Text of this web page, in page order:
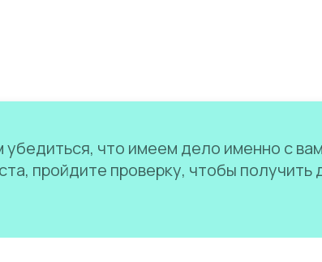
что имеем дело именно с
пройдите проверку, чтобы получить